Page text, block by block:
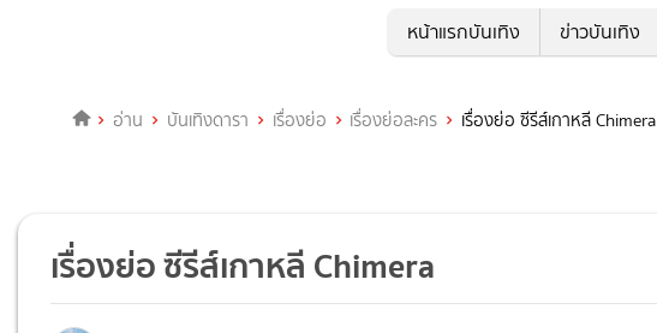
หน้าแรกบันเทิง ข่าวบันเทิง
อ่าน บันเทิงดารา เรื่องย่อ เรื่องย่อละคร เรื่องย่อ ซีรีส์เกาหลี Chimera
เรื่องย่อ ซีรีส์เกาหลี Chimera